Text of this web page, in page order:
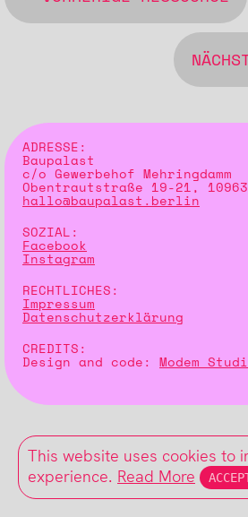
ADRESSE:
Baupalast
c/o Gewerbehof Mehringdamm
Obentrautstraße 19-21,
hallo@baupalast.berlin
SOZIAL:
Facebook
Instagram
RECHTLICHES:
Impressum
Datenschutzerklärung
CREDITS:
Design and code: Modem
This website uses cookies to
experience. Read More